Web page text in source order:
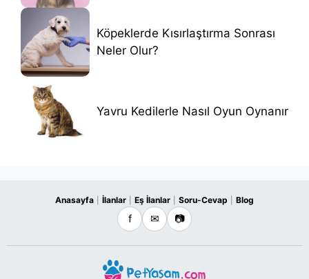
Köpeklerde Kısırlaştırma Sonrası
Neler Olur?
Yavru Kedilerle Nasıl Oyun Oynanır
Anasayfa İlanlar Eş İlanlar Soru-Cevap Blog
f ✉ 📷